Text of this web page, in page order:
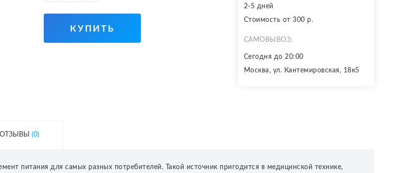
КУПИТЬ
2-5 дней
Стоимость от 300 р.
САМОВЫВОЗ:
Сегодня до 20:00
Москва, ул. Кантемировская, 18к5
ОТЗЫВЫ (0)
питания для самых разных потребителей. Такой источник пригодится в медицинской технике,